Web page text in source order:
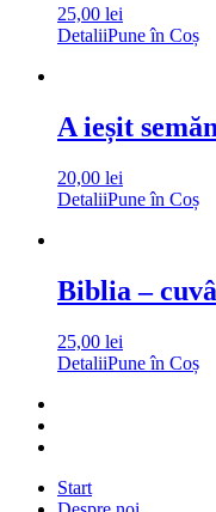
25,00 lei
DetaliiPune în Coș
A ieșit
20,00 lei
DetaliiPune în Coș
Biblia –
25,00 lei
DetaliiPune în Coș
Start